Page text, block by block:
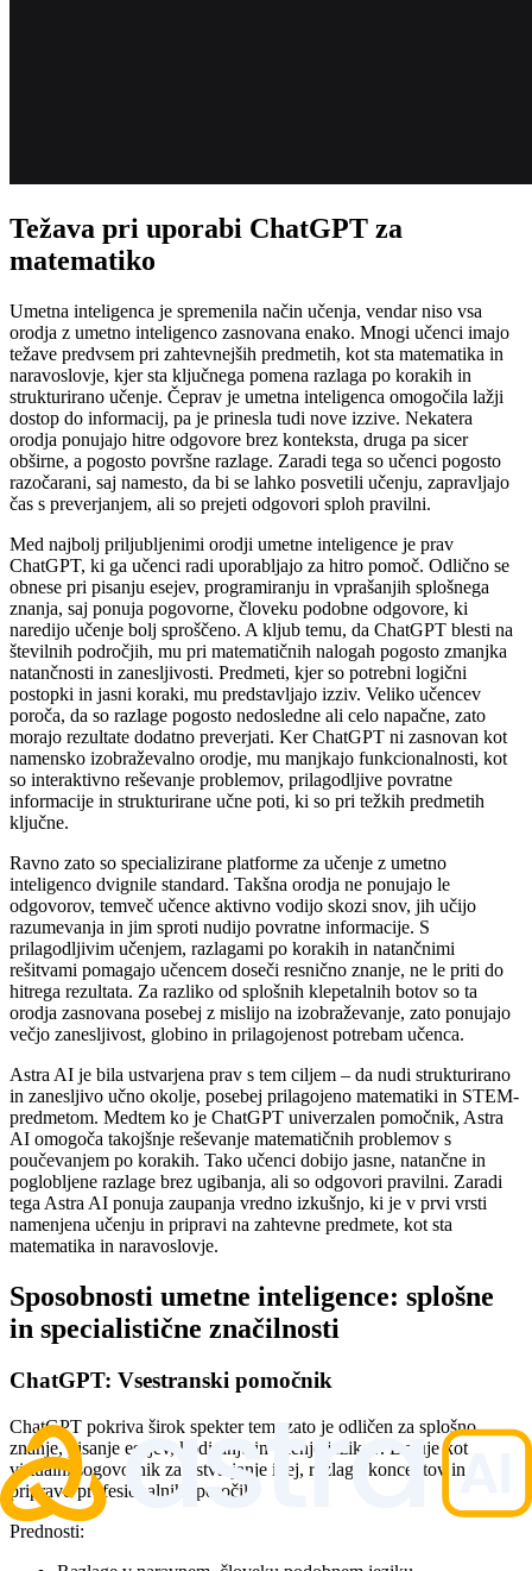
Težava pri uporabi ChatGPT za
matematiko
Umetna inteligenca je spremenila način učenja, vendar niso vsa
orodja z umetno inteligenco zasnovana enako. Mnogi učenci imajo
težave predvsem pri zahtevnejših predmetih, kot sta matematika in
naravoslovje, kjer sta ključnega pomena razlaga po korakih in
strukturirano učenje. Čeprav je umetna inteligenca omogočila lažji
dostop do informacij, pa je prinesla tudi nove izzive. Nekatera
orodja ponujajo hitre odgovore brez konteksta, druga pa sicer
obširne, a pogosto površne razlage. Zaradi tega so učenci pogosto
razočarani, saj namesto, da bi se lahko posvetili učenju, zapravljajo
čas s preverjanjem, ali so prejeti odgovori sploh pravilni.
Med najbolj priljubljenimi orodji umetne inteligence je prav
ChatGPT, ki ga učenci radi uporabljajo za hitro pomoč. Odlično se
obnese pri pisanju esejev, programiranju in vprašanjih splošnega
znanja, saj ponuja pogovorne, človeku podobne odgovore, ki
naredijo učenje bolj sproščeno. A kljub temu, da ChatGPT blesti na
številnih področjih, mu pri matematičnih nalogah pogosto zmanjka
natančnosti in zanesljivosti. Predmeti, kjer so potrebni logični
postopki in jasni koraki, mu predstavljajo izziv. Veliko učencev
poroča, da so razlage pogosto nedosledne ali celo napačne, zato
morajo rezultate dodatno preverjati. Ker ChatGPT ni zasnovan kot
namensko izobraževalno orodje, mu manjkajo funkcionalnosti, kot
so interaktivno reševanje problemov, prilagodljive povratne
informacije in strukturirane učne poti, ki so pri težkih predmetih
ključne.
Ravno zato so specializirane platforme za učenje z umetno
inteligenco dvignile standard. Takšna orodja ne ponujajo le
odgovorov, temveč učence aktivno vodijo skozi snov, jih učijo
razumevanja in jim sproti nudijo povratne informacije. S
prilagodljivim učenjem, razlagami po korakih in natančnimi
rešitvami pomagajo učencem doseči resnično znanje, ne le priti do
hitrega rezultata. Za razliko od splošnih klepetalnih botov so ta
orodja zasnovana posebej z mislijo na izobraževanje, zato ponujajo
večjo zanesljivost, globino in prilagojenost potrebam učenca.
Astra AI je bila ustvarjena prav s tem ciljem – da nudi strukturirano
in zanesljivo učno okolje, posebej prilagojeno matematiki in STEM-
predmetom. Medtem ko je ChatGPT univerzalen pomočnik, Astra
AI omogoča takojšnje reševanje matematičnih problemov s
poučevanjem po korakih. Tako učenci dobijo jasne, natančne in
poglobljene razlage brez ugibanja, ali so odgovori pravilni. Zaradi
tega Astra AI ponuja zaupanja vredno izkušnjo, ki je v prvi vrsti
namenjena učenju in pripravi na zahtevne predmete, kot sta
matematika in naravoslovje.
Sposobnosti umetne inteligence: splošne
in specialistične značilnosti
ChatGPT: Vsestranski pomočnik
ChatGPT pokriva širok spekter tem, zato je odličen za splošno
znanje, pisanje esejev, kodiranje in učenje jezikov. Deluje kot
virtualni sogovornik za ustvarjanje idej, razlago konceptov in
pripravo profesionalnih sporočil.
Prednosti: